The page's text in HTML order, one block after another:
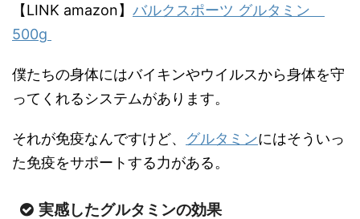
【LINK amazon】 バルクスポーツ グルタミン
500g
僕たちの身体にはバイキンやウイルスから身体を守
ってくれるシステムがあります。
それが免疫なんですけど、 グルタミンにはそういっ
た免疫をサポートする力がある。
実感したグルタミンの効果